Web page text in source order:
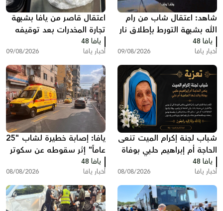
شاهد: اعتقال شاب من رام
الله بشبهة التورط بإطلاق نار
في يافا
يافا 48
أخبار يافا 09/08/2026
اعتقال قاصر من يافا بشبهة
تجارة المخدرات بعد توقيفه
بسبب مخالفة مرورية
يافا 48
أخبار يافا 09/08/2026
شباب لجنة إكرام الميت تنعى
الحاجة أم إبراهيم حلبي بوفاة
والدتها الحاجة أم علي
يافا 48
أخبار يافا 08/08/2026
يافا: إصابة خطيرة لشاب "25
عاماً" إثر سقوطه عن سكوتر
كهربائي
يافا 48
أخبار يافا 08/08/2026